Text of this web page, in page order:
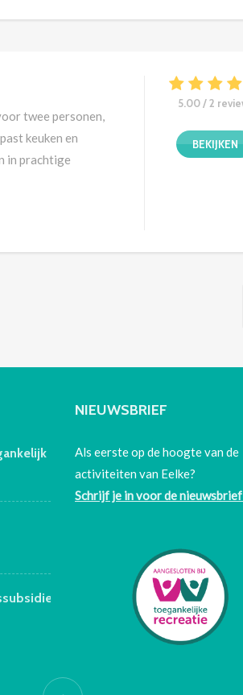
twee personen,
keuken en
in prachtige
5.00 / 2
BEKIJKEN
NIEUWSBRIEF
Als eerste op de hoogte van de
activiteiten van Eelke?
Schrijf je in voor de